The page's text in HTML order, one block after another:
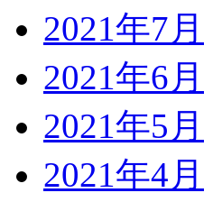
2021年7月
2021年6月
2021年5月
2021年4月